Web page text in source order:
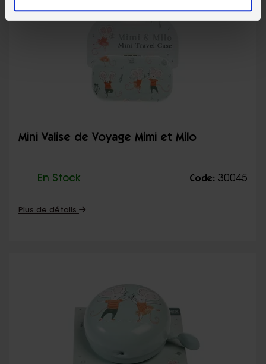
Mini Valise de Voyage Mimi et Milo
En Stock Code: 30045
Plus de détails